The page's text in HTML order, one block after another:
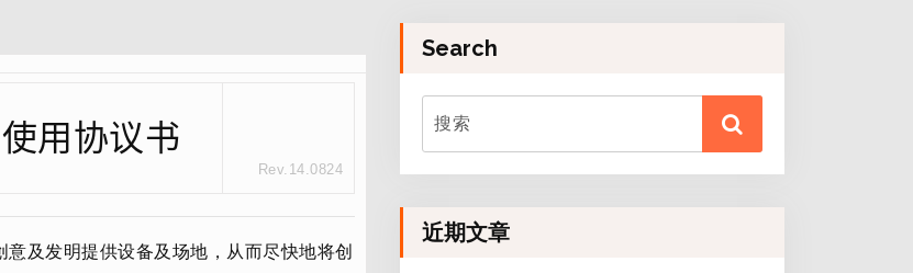
用协议书
Rev.14.0824
及发明提供设备及场地，从而尽快地将创
Search
近期文章